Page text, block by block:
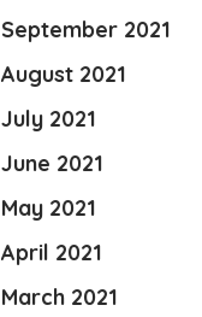
September 2021
August 2021
July 2021
June 2021
May 2021
April 2021
March 2021